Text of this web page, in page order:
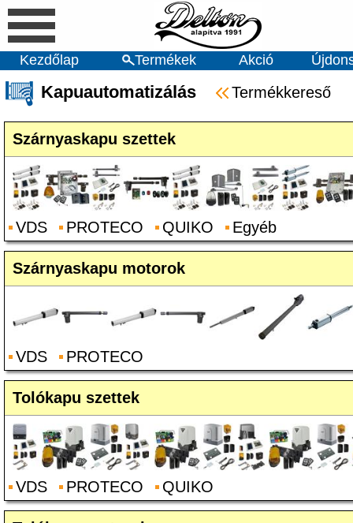
Kezdőlap Termékek Akció
Kapuautomatizálás Termékkereső
Szárnyaskapu szettek
VDS PROTECO QUIKO Egyéb
Szárnyaskapu motorok
VDS PROTECO
Tolókapu szettek
VDS PROTECO QUIKO